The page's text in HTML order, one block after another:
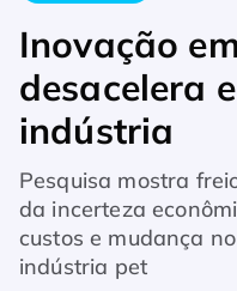
Inovação
desacelera
indústria
Pesquisa mostra
da incerteza
custos e mudança
indústria pet